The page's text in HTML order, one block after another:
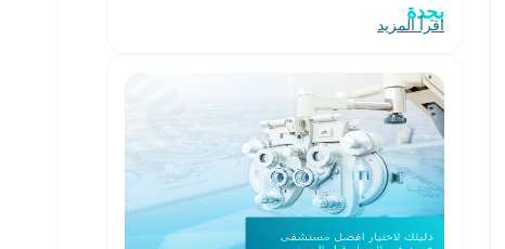
بجدة
اقرأ المزيد